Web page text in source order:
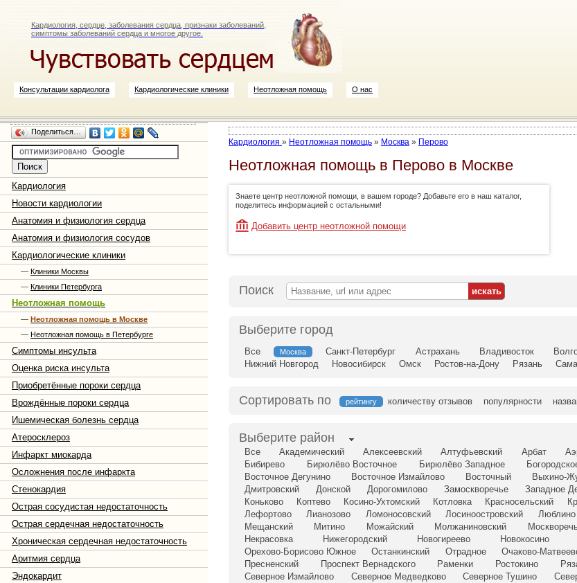
Кардиология, сердце, заболевания сердца, признаки заболеваний,
симптомы заболеваний сердца и многое другое.
Консультации кардиолога Кардиологические клиники Неотложная помощь О нас
Поделиться…
Кардиология
Новости кардиологии
Анатомия и физиология сердца
Анатомия и физиология сосудов
Кардиологические клиники
— Клиники Москвы
— Клиники Петербурга
Неотложная помощь
— Неотложная помощь в Москве
— Неотложная помощь в Петербурге
Симптомы инсульта
Оценка риска инсульта
Приобретённые пороки сердца
Врождённые пороки сердца
Ишемическая болезнь сердца
Атеросклероз
Инфаркт миокарда
Осложнения после инфаркта
Стенокардия
Острая сосудистая недостаточность
Острая сердечная недостаточность
Хроническая сердечная недостаточность
Аритмия сердца
Эндокардит
Кардиология » Неотложная помощь » Москва » Перово
Неотложная помощь в Перово в Москве
Знаете центр неотложной помощи, в вашем городе? Добавьте его в наш каталог,
поделитесь информацией с остальными!
Добавить центр неотложной помощи
Поиск
Выберите город
Все Москва Санкт-Петербург Астрахань Владивосток
Нижний Новгород
Новосибирск Омск Ростов-на-Дону Рязань
Сортировать по рейтингу количеству отзывов популярности
Выберите район
Все Академический Алексеевский Алтуфьевский Арбат
Бибирево
Бирюлёво Восточное Бирюлёво Западное
Восточное Дегунино
Восточное Измайлово Восточный Выхино-
Дмитровский
Донской Дорогомилово Замоскворечье Западное
Коньково
Коптево Косино-Ухтомский Котловка Красносельский
Лефортово
Лианозово Ломоносовский Лосиноостровский Люблино
Мещанский
Митино Можайский Молжаниновский
Некрасовка
Нижегородский Новогиреево Новокосино
Орехово-Борисово Южное
Останкинский Отрадное Очаково-
Пресненский
Проспект Вернадского Раменки Ростокино
Северное Измайлово
Северное Медведково Северное Тушино